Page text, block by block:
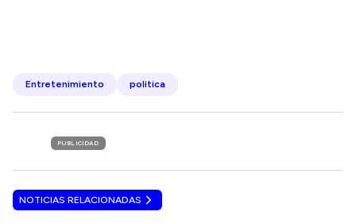
Entretenimiento politica
PUBLICIDAD
NOTICIAS RELACIONADAS